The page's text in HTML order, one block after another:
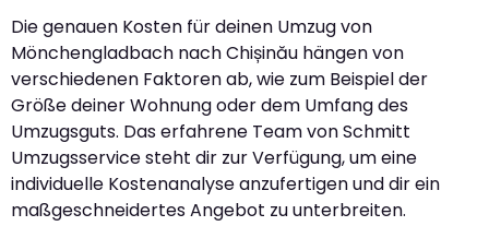
Die genauen Kosten für deinen Umzug von
Mönchengladbach nach Chișinău hängen von
verschiedenen Faktoren ab, wie zum Beispiel der
Größe deiner Wohnung oder dem Umfang des
Umzugsguts. Das erfahrene Team von Schmitt
Umzugsservice steht dir zur Verfügung, um eine
individuelle Kostenanalyse anzufertigen und dir ein
maßgeschneidertes Angebot zu unterbreiten.